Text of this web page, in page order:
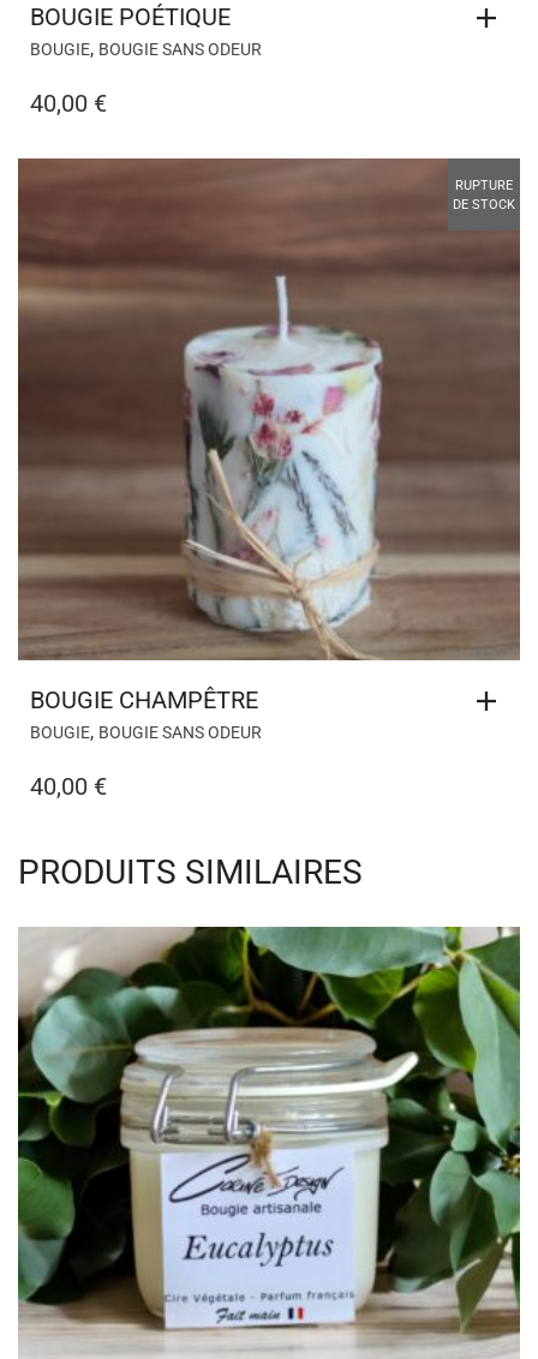
BOUGIE POÉTIQUE
BOUGIE, BOUGIE SANS ODEUR
40,00 €
RUPTURE
DE STOCK
BOUGIE CHAMPÊTRE
BOUGIE, BOUGIE SANS ODEUR
40,00 €
PRODUITS SIMILAIRES